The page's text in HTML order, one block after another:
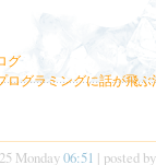
グ
グラミングに話が飛ぶ
Monday06:51 | posted